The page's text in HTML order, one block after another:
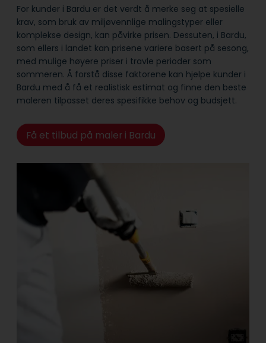
For kunder i Bardu er det verdt å merke seg at spesielle
krav, som bruk av miljøvennlige malingstyper eller
komplekse design, kan påvirke prisen. Dessuten, i Bardu,
som ellers i landet kan prisene variere basert på sesong,
med mulige høyere priser i travle perioder som
sommeren. Å forstå disse faktorene kan hjelpe kunder i
Bardu med å få et realistisk estimat og finne den beste
maleren tilpasset deres spesifikke behov og budsjett.
Få et tilbud på maler i Bardu